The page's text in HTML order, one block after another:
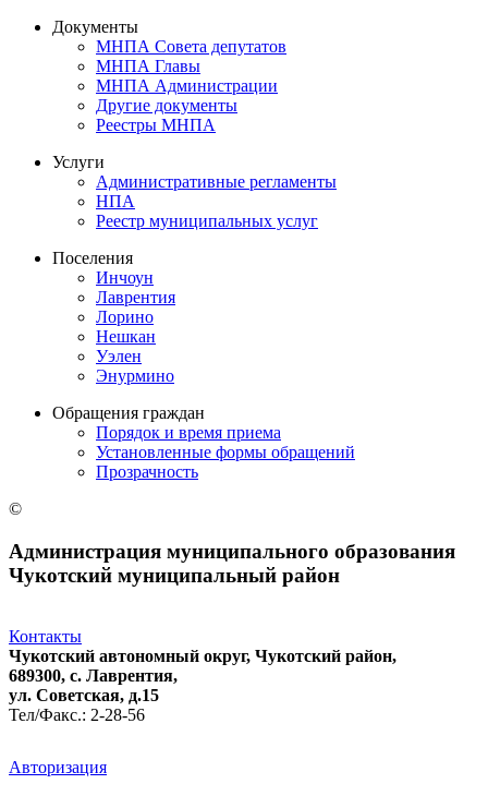
Документы
МНПА Совета депутатов
МНПА Главы
МНПА Администрации
Другие документы
Реестры МНПА
Услуги
Административные регламенты
НПА
Реестр муниципальных услуг
Поселения
Инчоун
Лаврентия
Лорино
Нешкан
Уэлен
Энурмино
Обращения граждан
Порядок и время приема
Установленные формы обращений
Прозрачность
©
Администрация муниципального образования
Чукотский муниципальный район
Контакты
Чукотский автономный округ, Чукотский район,
689300, с. Лаврентия,
ул. Советская, д.15
Тел/Факс.: 2-28-56
Авторизация